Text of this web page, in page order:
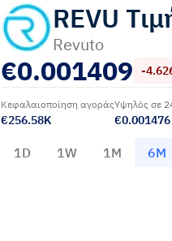
REVU
Revuto
€0.001409 -
Κεφαλαιοποίηση αγοράς
€256.58K
Υψηλός σε
€0.001476
1D 1W 1M 6M